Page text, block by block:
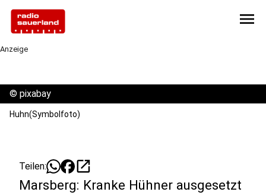
menu
Anzeige
© pixabay
Huhn(Symbolfoto)
Teilen: open_in_new
Marsberg: Kranke Hühner ausgesetzt